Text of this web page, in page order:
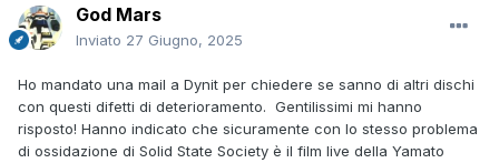
God Mars
Inviato 27 Giugno, 2025
Ho mandato una mail a Dynit per chiedere se sanno di altri dischi
con questi difetti di deterioramento. Gentilissimi mi hanno
risposto! Hanno indicato che sicuramente con lo stesso problema
di ossidazione di Solid State Society è il film live della Yamato